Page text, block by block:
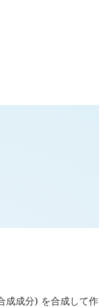
成成分) を合成して